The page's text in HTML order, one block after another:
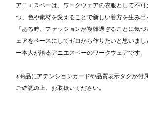
アニエスベーは、ワークウェアの衣服として不
つ、色や素材を変えることで新しい着方を生み出
「ある時、ファッションが複雑過ぎることに気
ェアをベースにしてゼロから作りたいと思いま
ー本人が語るアニエスベーのワークウェアです。
※商品にアテンションカードや品質表示タグが付
ご確認の上、お取扱いください。